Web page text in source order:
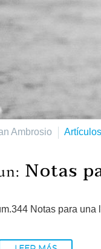
Ambrosio Artículos
Notas
Notas para